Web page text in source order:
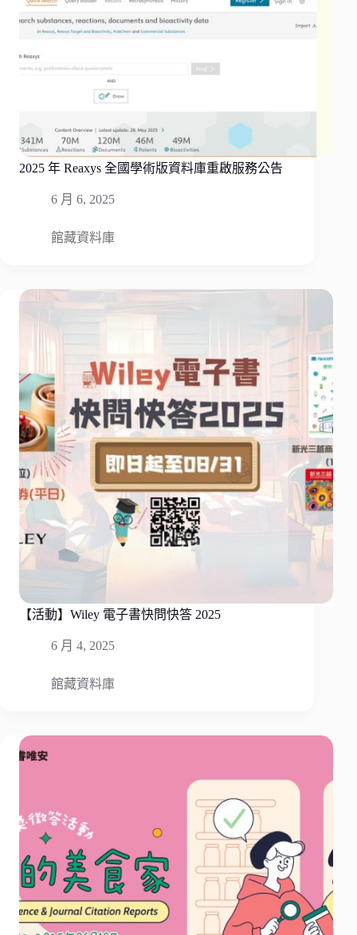
2025 年 Reaxys 全國學術版資料庫重啟服務公告
6 月 6, 2025
館藏資料庫
【活動】Wiley 電子書快問快答 2025
6 月 4, 2025
館藏資料庫